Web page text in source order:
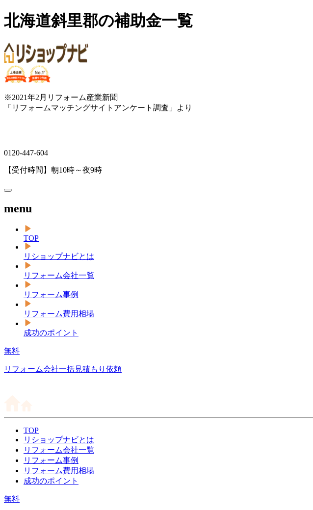
北海道斜里郡の補助金一覧
※2021年2月リフォーム産業新聞
「リフォームマッチングサイトアンケート調査」より
0120-447-604
【受付時間】朝10時～夜9時
menu
TOP
リショップナビとは
リフォーム会社一覧
リフォーム事例
リフォーム費用相場
成功のポイント
無料
リフォーム会社一括見積もり依頼
TOP
リショップナビとは
リフォーム会社一覧
リフォーム事例
リフォーム費用相場
成功のポイント
無料